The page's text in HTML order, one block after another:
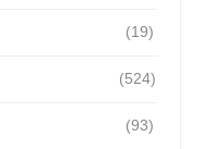
(19)
(524)
(93)